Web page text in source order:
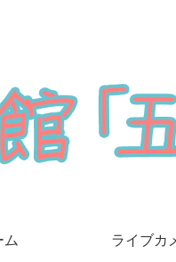
ム ライブカ